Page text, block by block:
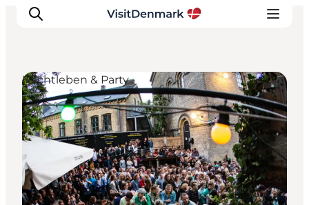
Inspiration
Regionen
Erlebnisse
Unterkünfte
Reiseplanung
Nachtleben & Party